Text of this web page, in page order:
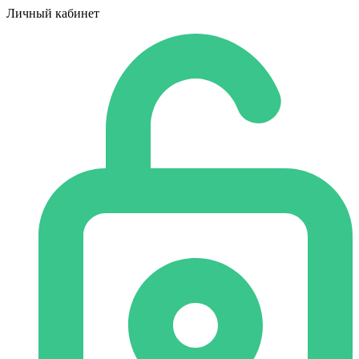
Личный кабинет